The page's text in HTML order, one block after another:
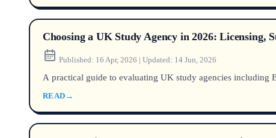
Choosing a UK Study Agency in 2026: Licensing,
Published: 16 Apr, 2026 | Updated: 14 Jun, 2026
A practical guide to evaluating UK study agencies including
READ →